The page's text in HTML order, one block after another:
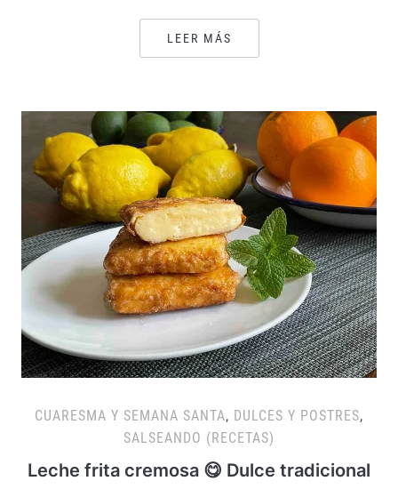
LEER MÁS
CUARESMA Y SEMANA SANTA, DULCES Y POSTRES,
SALSEANDO (RECETAS)
Leche frita cremosa 😋 Dulce tradicional